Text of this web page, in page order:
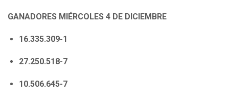
GANADORES MIÉRCOLES 4 DE DICIEMBRE
16.335.309-1
27.250.518-7
10.506.645-7